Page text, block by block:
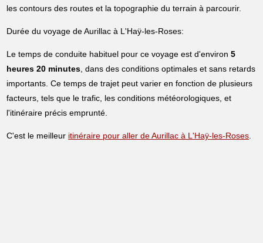
les contours des routes et la topographie du terrain à parcourir.
Durée du voyage de Aurillac à L'Haÿ-les-Roses:
Le temps de conduite habituel pour ce voyage est d'environ5
heures 20 minutes, dans des conditions optimales et sans retards
importants. Ce temps de trajet peut varier en fonction de plusieurs
facteurs, tels que le trafic, les conditions météorologiques, et
l'itinéraire précis emprunté.
C'est le meilleur itinéraire pour aller de Aurillac à L'Haÿ-les-Roses.